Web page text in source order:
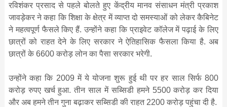
रविशंकर प्रसाद से पहले बोलते हुए केंद्रीय मानव संसाधन मंत्री प्रकाश
जावड़ेकर ने कहा कि शिक्षा के क्षेत्र में व्याप्त दो समस्याओं को लेकर कैबिनेट
ने महत्वपूर्ण फैसले किए हैं. उन्होंने कहा कि प्राइवेट कॉलेज में पढ़ाई के लिए
छात्रों को राहत देने के लिए सरकार ने ऐतिहासिक फैसला किया है. अब
छात्रों के 6600 करोड़ लोन का पैसा सरकार भरेगी.
उन्होंने कहा कि 2009 में ये योजना शुरू हुई थी पर हर साल सिर्फ 800
करोड़ रुपए खर्च हुआ. तीन साल में सब्सिडी हमने 5500 करोड़ कर दिया
और अब हमने तीन गुना बढ़ाकर सब्सिडी की राहत 2200 करोड़ पहुंचा दी है.